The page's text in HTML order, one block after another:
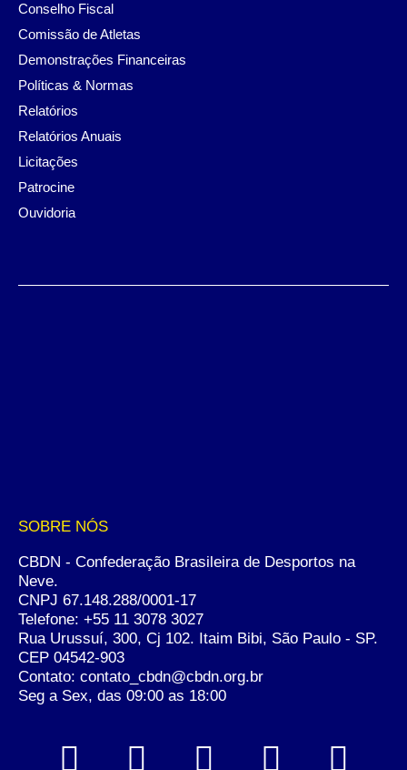
Conselho Fiscal
Comissão de Atletas
Demonstrações Financeiras
Políticas & Normas
Relatórios
Relatórios Anuais
Licitações
Patrocine
Ouvidoria
SOBRE NÓS
CBDN - Confederação Brasileira de Desportos na
Neve.
CNPJ 67.148.288/0001-17
Telefone: +55 11 3078 3027
Rua Urussuí, 300, Cj 102. Itaim Bibi, São Paulo - SP.
CEP 04542-903
Contato: contato_cbdn@cbdn.org.br
Seg a Sex, das 09:00 as 18:00